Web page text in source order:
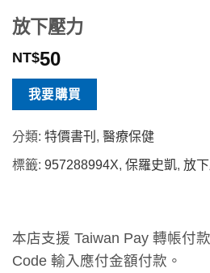
放下壓力
NT$50
我要購買
分類: 特價書刊 , 醫療保健
標籤: 957288994X, 保羅史凱, 放
本店支援 Taiwan Pay 轉帳付
Code 輸入應付金額付款。